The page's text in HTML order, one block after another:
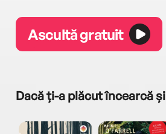
Ascultă gratuit
Dacă ți-a plăcut încearcă și